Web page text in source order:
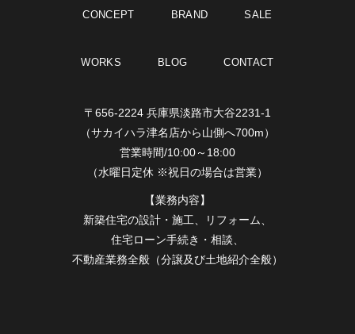
CONCEPT BRAND SALE
WORKS BLOG CONTACT
〒656-2224 兵庫県淡路市大谷2231-1
（サカイハラ津名店から山側へ700m）
営業時間/10:00～18:00
（水曜日定休 ※祝日の場合は営業）
【業務内容】
新築住宅の設計・施工、リフォーム、
住宅ローン手続き・相談、
不動産業務全般（分譲及び土地紹介全般）